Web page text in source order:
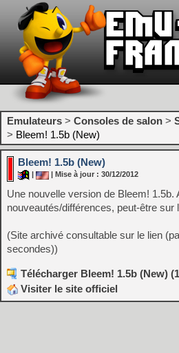
Emulateurs > Consoles de salon >
> Bleem! 1.5b (New)
Bleem! 1.5b (New)
| Mise à jour : 30/12/2012
Une nouvelle version de Bleem! 1.5b.
nouveautés/différences, peut-être sur
(Site archivé consultable sur le lien
secondes))
Télécharger Bleem! 1.5b (New)
Visiter le site officiel